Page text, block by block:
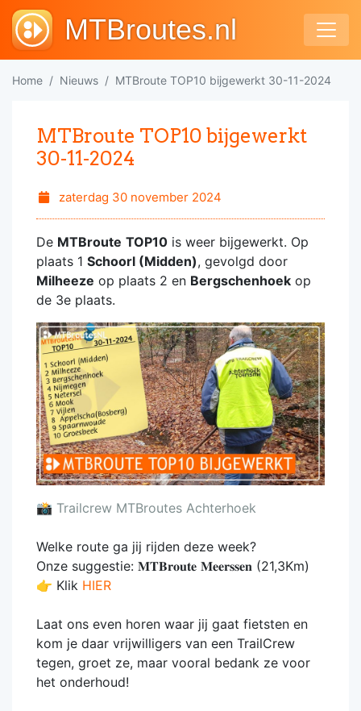
MTBroutes.nl
Home Nieuws MTBroute TOP10 bijgewerkt 30-11-2024
MTBroute TOP10 bijgewerkt
30-11-2024
zaterdag 30 november 2024
De MTBroute TOP10 is weer bijgewerkt. Op
plaats 1 Schoorl (Midden), gevolgd door
Milheeze op plaats 2 en Bergschenhoek op
de 3e plaats.
📸 Trailcrew MTBroutes Achterhoek
Welke route ga jij rijden deze week?
Onze suggestie: 𝐌𝐓𝐁𝐫𝐨𝐮𝐭𝐞 𝐌𝐞𝐞𝐫𝐬𝐬𝐞𝐧 (21,3Km)
👉 Klik HIER
Laat ons even horen waar jij gaat fietsten en
kom je daar vrijwilligers van een TrailCrew
tegen, groet ze, maar vooral bedank ze voor
het onderhoud!